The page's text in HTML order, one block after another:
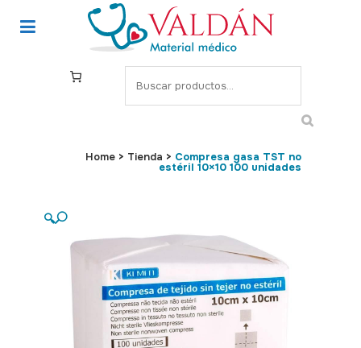
S
e
c
Home > Tienda > Compresa gasa TST no
estéril 10×10 100 unidades
🔍